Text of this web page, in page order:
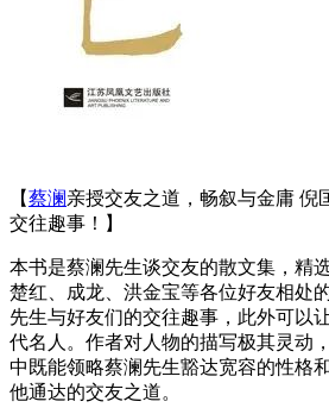
【蔡澜亲授交友之道，畅叙与金庸 倪
交往趣事！】
本书是蔡澜先生谈交友的散文集，精
楚红、成龙、洪金宝等各位好友相处
先生与好友们的交往趣事，此外可以
代名人。作者对人物的描写极其灵动
中既能领略蔡澜先生豁达宽容的性格
他通达的交友之道。